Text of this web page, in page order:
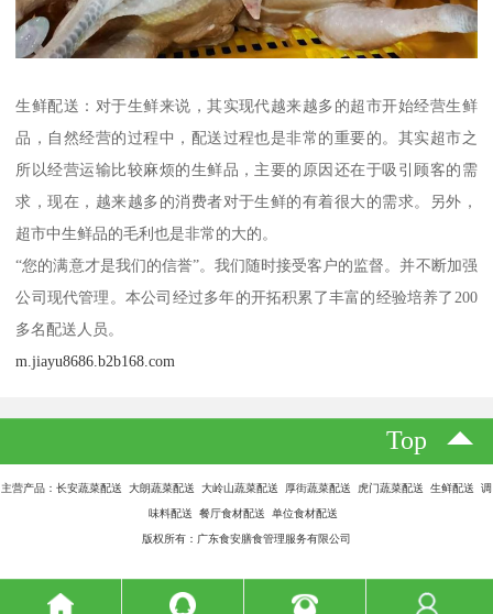
生鲜配送：对于生鲜来说，其实现代越来越多的超市开始经营生鲜
品，自然经营的过程中，配送过程也是非常的重要的。其实超市之
所以经营运输比较麻烦的生鲜品，主要的原因还在于吸引顾客的需
求，现在，越来越多的消费者对于生鲜的有着很大的需求。另外，
超市中生鲜品的毛利也是非常的大的。
“您的满意才是我们的信誉”。我们随时接受客户的监督。并不断加强
公司现代管理。本公司经过多年的开拓积累了丰富的经验培养了200
多名配送人员。
m.jiayu8686.b2b168.com
Top
主营产品：长安蔬菜配送 大朗蔬菜配送 大岭山蔬菜配送 厚街蔬菜配送 虎门蔬菜配送 生鲜配送 调
味料配送 餐厅食材配送 单位食材配送
版权所有：广东食安膳食管理服务有限公司